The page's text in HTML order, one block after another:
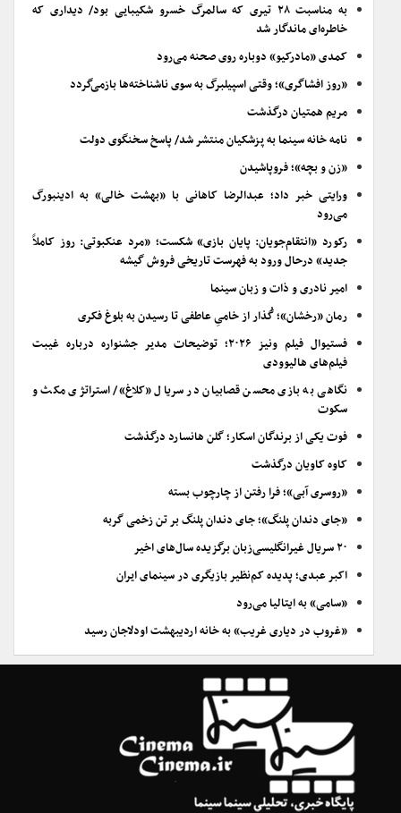
به مناسبت ۲۸ تیری که سالمرگ خسرو شکیبایی بود/ دیداری که
خاطره‌ای ماندگار شد
کمدی «مادرکیو» دوباره روی صحنه می‌رود
«روز افشاگری»؛ وقتی اسپیلبرگ به سوی ناشناخته‌ها بازمی‌گردد
مریم همتیان درگذشت
نامه خانه سینما به پزشکیان منتشر شد/ پاسخ سخنگوی دولت
«زن و بچه»؛ فروپاشیدن
ورایتی خبر داد؛ عبدالرضا کاهانی با «بهشت خالی» به ادینبورگ
می‌رود
رکورد «انتقام‌جویان: پایان بازی» شکست؛ «مرد عنکبوتی: روز کاملاً
جدید» درحال ورود به فهرست تاریخی فروش گیشه
امیر نادری و ذات و زبان سینما
رمان «رخشان»؛ گُذار از خامیِ عاطفی تا رسیدن به بلوغ فکری
فستیوال فیلم ونیز ۲۰۲۶؛ توضیحات مدیر جشنواره درباره غیبت
فیلم‌های هالیوودی
نگاهی به بازی محسن قصابیان در سریال «کلاغ»/ استراتژی مکث و
سکوت
فوت یکی از برندگان اسکار؛ گلن هانسارد درگذشت
کاوه کاویان درگذشت
«روسری آبی»؛ فرا رفتن از چارچوب بسته
«جای دندان پلنگ»؛ جای دندان پلنگ بر تن زخمی گربه
۲۰ سریال غیرانگلیسی‌زبان برگزیده سال‌های اخیر
اکبر عبدی؛ پدیده کم‌نظیر بازیگری در سینمای ایران
«سامی» به ایتالیا می‌رود
«غروب در دیاری غریب» به خانه اردیبهشت اودلاجان رسید